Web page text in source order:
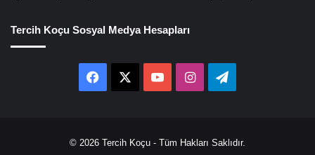
Tercih Koçu Sosyal Medya Hesapları
Facebook YouTubeInstagramTelegram
© 2026 Tercih Koçu - Tüm Hakları Saklıdır.